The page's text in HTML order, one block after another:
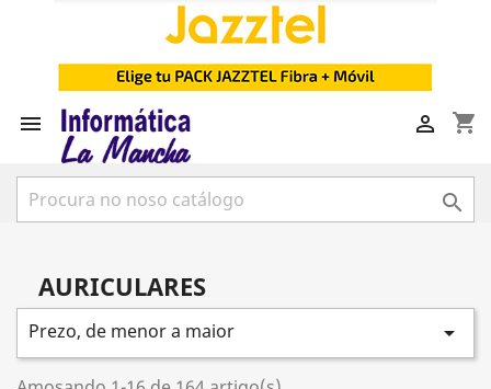
 shopping_cart


AURICULARES
Prezo, de menor a maior 